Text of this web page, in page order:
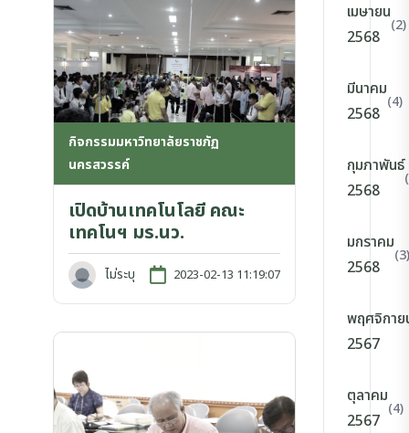
กิจกรรมมหาวิทยาลัยราชภัฏ
นครสวรรค์
เปิดบ้านเทคโนโลยี คณะ
เทคโนฯ มร.นว.
ไม่ระบุ 2023-02-13 11:19:07
เมษายน
2568
(2)
มีนาคม
2568
(4)
กุมภาพันธ์
2568
มกราคม
2568
(3)
พฤศจิกาย
2567
ตุลาคม
2567
(4)